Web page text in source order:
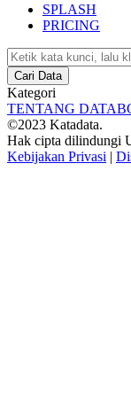
SPLASH
PRICING
Cari Data
Kategori
TENTANG
©2023 Katadata.
Hak cipta dilindungi
Kebijakan Privasi |